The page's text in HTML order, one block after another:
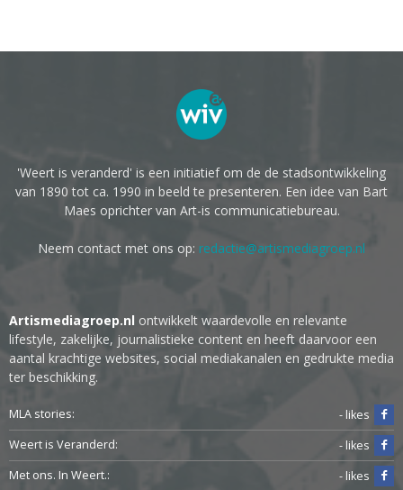
'Weert is veranderd' is een initiatief om de de stadsontwikkeling
van 1890 tot ca. 1990 in beeld te presenteren. Een idee van Bart
Maes oprichter van Art-is communicatiebureau.
Neem contact met ons op: redactie@artismediagroep.nl
Artismediagroep.nl ontwikkelt waardevolle en relevante
lifestyle, zakelijke, journalistieke content en heeft daarvoor een
aantal krachtige websites, social mediakanalen en gedrukte media
ter beschikking.
MLA stories:
- likes
Weert is Veranderd:
- likes
Met ons. In Weert.:
- likes